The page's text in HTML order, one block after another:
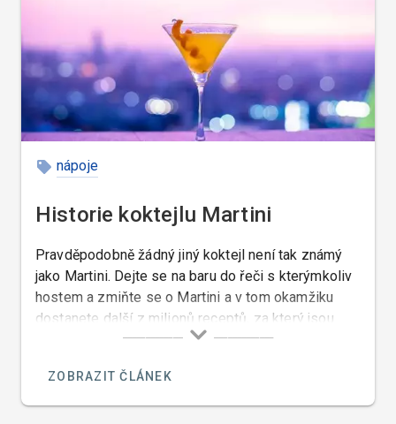
nápoje
Historie koktejlu Martini
Pravděpodobně žádný jiný koktejl není tak známý
jako Martini. Dejte se na baru do řeči s kterýmkoliv
hostem a zmiňte se o Martini a v tom okamžiku
dostanete další z milionů receptů, za který jsou
jeho vyznavači ochotni bojovat.
ZOBRAZIT ČLÁNEK